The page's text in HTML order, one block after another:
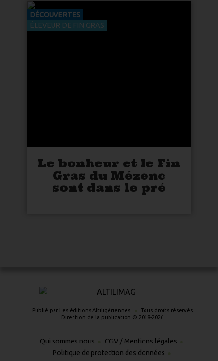
DÉCOUVERTES
ÉLEVEUR DE FIN GRAS
Le bonheur et le Fin
Gras du Mézenc
sont dans le pré
Publié par Les éditions Altiligériennes
Tous droits réservés
Direction de la publication © 2018-2026
Qui sommes nous
CGV / Mentions légales
Politique de protection des données